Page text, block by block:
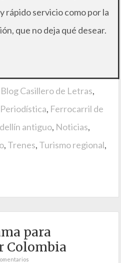
rápido servicio como por la
que no deja qué desear.
Blog Casillero de Letras,
, Ferrocarril de
antiguo, Noticias,
, Trenes, Turismo regional,
para
Colombia